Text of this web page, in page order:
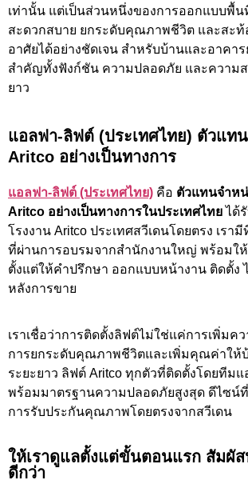
เท่านั้น แต่เป็นส่วนหนึ่งของการออกแบบพื้น
สะดวกสบาย ยกระดับคุณภาพชีวิต และสะ
อาศัยได้อย่างชัดเจน สำหรับบ้านและอาคา
สำคัญทั้งฟังก์ชัน ความปลอดภัย และความส
ยาว
แอลฟา-ลิฟต์ (ประเทศไทย) ตัวแท
Aritco อย่างเป็นทางการ
แอลฟา-ลิฟต์ (ประเทศไทย) คือ ตัวแทนจำห
Aritco อย่างเป็นทางการในประเทศไทยได้
โรงงาน Aritco ประเทศสวีเดนโดยตรง เรา
ที่ผ่านการอบรมจากสำนักงานใหญ่ พร้อมให้
ตั้งแต่ให้คำปรึกษา ออกแบบหน้างาน ติดตั้ง
หลังการขาย
เราเชื่อว่าการติดตั้งลิฟต์ไม่ใช่แค่การเพิ่มค
การยกระดับคุณภาพชีวิตและเพิ่มคุณค่าให้
ระยะยาว ลิฟต์ Aritco ทุกตัวที่ติดตั้งโดยทีม
พร้อมมาตรฐานความปลอดภัยสูงสุด ดีไซน์
การรับประกันคุณภาพโดยตรงจากสวีเดน
ให้เราดูแลตั้งแต่ขั้นตอนแรก สัมผั
ดีกว่า